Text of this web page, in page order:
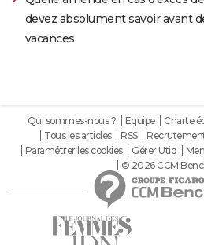
devez absolument savoir avant
vacances
Qui sommes-nous ? Equipe Charte
Tous les articles
RSS
Paramétrer les cookies
Gérer Utiq
© 2026 CCM